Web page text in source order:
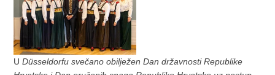
UDüsseldorfu svečano obilježen Dan državnosti Republike